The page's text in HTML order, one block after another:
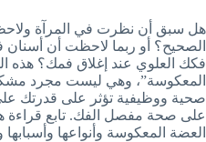
هل سبق أن نظرت في المرآة
الصحيح؟ أو ربما لاحظت أن
فكك العلوي عند إغلاق فمك؟ هذه
المعكوسة”، وهي ليست مجرد
صحية ووظيفية تؤثر على قدرتك
على صحة مفصل الفك. تابع قراءة
العضة المعكوسة وأنواعها